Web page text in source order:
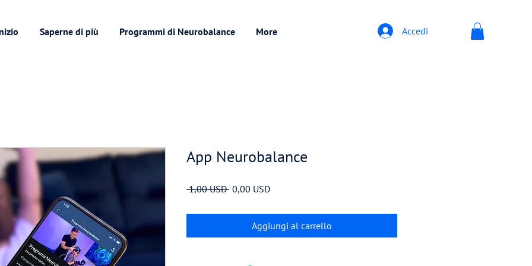
Saperne di più Programmi di Neurobalance More Accedi
App Neurobalance
1,00 USD Prezzo
0,00 USDPrezzo
Aggiungi al carrello